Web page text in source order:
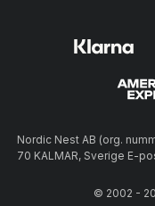
Nordic Nest AB (org.
70 KALMAR, Sverige E-
© 2002 -